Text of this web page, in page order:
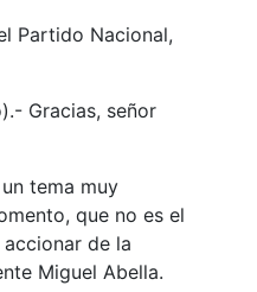
Partido Nacional,
Gracias, señor
tema muy
que no es el
de la
Miguel Abella.